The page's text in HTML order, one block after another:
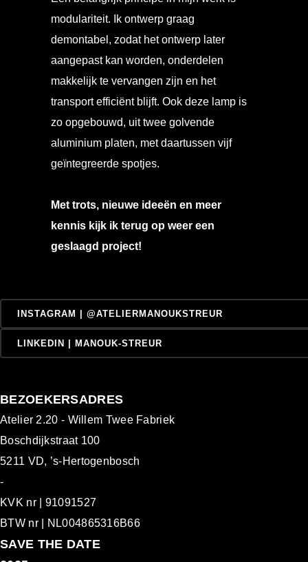
modulariteit. Ik ontwerp graag
demontabel, zodat het ontwerp later
aangepast kan worden, onderdelen
makkelijk te vervangen zijn en het
transport efficiënt blijft. Ook deze lamp is
zo opgebouwd, uit twee golvende
aluminium platen, met daartussen vijf
geïntegreerde spotjes.
Met trots, nieuwe ideeën en meer
kennis kijk ik terug op weer een
geslaagd project!
INSTAGRAM | @ATELIERMANOUKSTREUR
LINKEDIN | MANOUK-STREUR
BEZOEKERSADRES
Atelier 2.20 - Willem Twee Fabriek
Boschdijkstraat 100
5211 VD, ’s-Hertogenbosch
-
KVK nr | 91091527
BTW nr | NL004865316B66
SAVE THE DATE